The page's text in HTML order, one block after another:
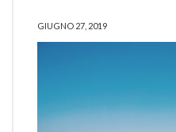
GIUGNO 27, 2019